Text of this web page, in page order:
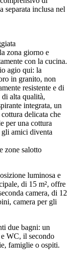
separata inclusa nel
zona giorno e
con la cucina.
agio qui: la
in granito, non
resistente e di
alta qualità,
integrata, un
delicata che
per una cottura
gli amici diventa
zone salotto
luminosa e
di 15 m², offre
camera, di 12
camera per gli
due bagni: un
e WC, il secondo
famiglie o ospiti.